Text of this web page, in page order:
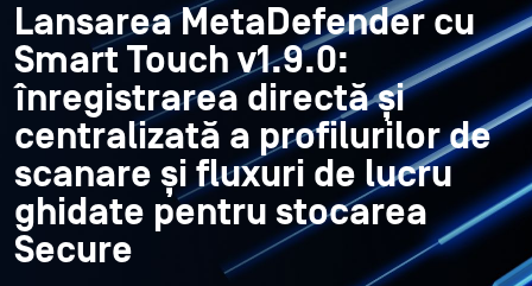
Lansarea MetaDefender cu
Smart Touch v1.9.0:
înregistrarea directă și
centralizată a profilurilor de
scanare și fluxuri de lucru
ghidate pentru stocarea
Secure